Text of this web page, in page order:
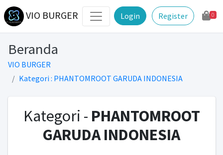
VIO BURGER Login Register 0
Beranda
VIO BURGER
Kategori : PHANTOMROOT GARUDA INDONESIA
Kategori - PHANTOMROOT
GARUDA INDONESIA